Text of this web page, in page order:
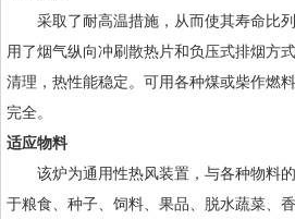
采取了耐高温措施，从而使其寿命比列
用了烟气纵向冲刷散热片和负压式排烟方
清理，热性能稳定。可用各种煤或柴作燃
完全。
适应物料
该炉为通用性热风装置，与各种物料的
于粮食、种子、饲料、果品、脱水蔬菜、